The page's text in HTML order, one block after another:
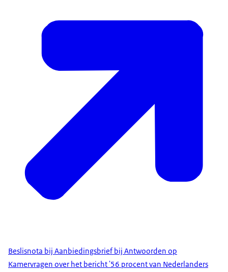
Beslisnota bij Aanbiedingsbrief bij Antwoorden op
Kamervragen over het bericht '56 procent van Nederlanders